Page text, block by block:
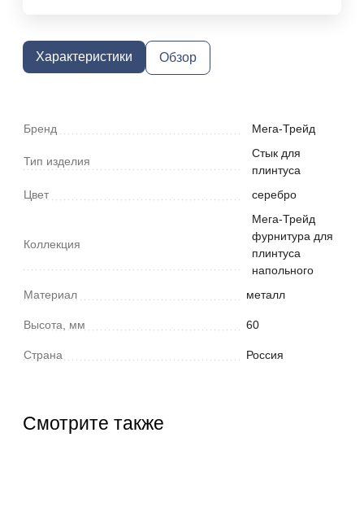
Характеристики Обзор
Бренд Мега-Трейд
Тип изделия
Стык для
плинтуса
Цвет
серебро
Коллекция
Мега-Трейд
фурнитура для
плинтуса
напольного
Материал
металл
Высота, мм 60
Страна Россия
Смотрите также